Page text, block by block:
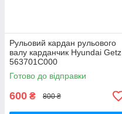
Рульовий кардан рульового
валу карданчик Hyundai Getz
563701C000
Готово до відправки
600 ₴ 800 ₴